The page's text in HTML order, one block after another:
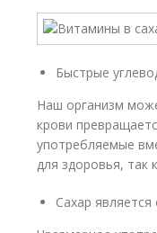
Быстрые
Наш организм
крови
употребляемые
для здоровья, так
Сахар